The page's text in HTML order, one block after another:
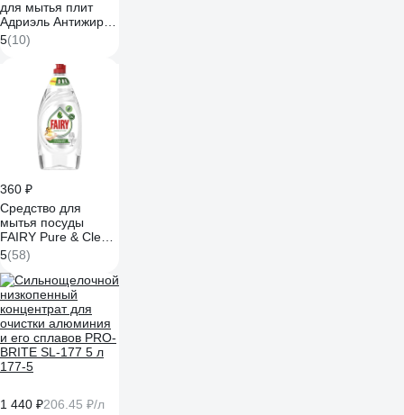
для мытья плит
Адриэль Антижир
500 мл 300160
5(10)
360 ₽
Средство для
мытья посуды
FAIRY Pure & Clean
900 мл 0001009703
5(58)
1 440 ₽206.45 ₽/л